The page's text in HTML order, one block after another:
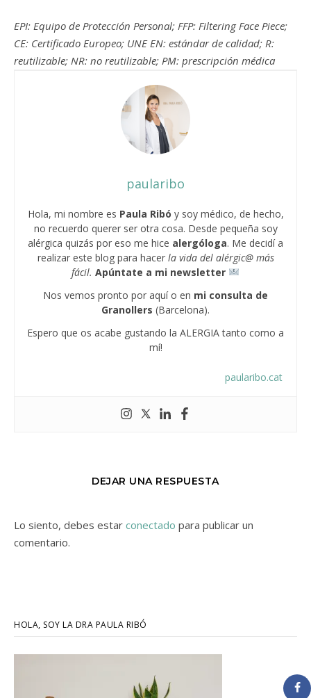
EPI: Equipo de Protección Personal; FFP: Filtering Face Piece;
CE: Certificado Europeo; UNE EN: estándar de calidad; R:
reutilizable; NR: no reutilizable; PM: prescripción médica
paularibo
Hola, mi nombre es Paula Ribó y soy médico, de hecho,
no recuerdo querer ser otra cosa. Desde pequeña soy
alérgica quizás por eso me hice alergóloga. Me decidí a
realizar este blog para hacerla vida del alérgic@ más
fácil.Apúntate a mi newsletter
Nos vemos pronto por aquí o en mi consulta de
Granollers (Barcelona).
Espero que os acabe gustando la ALERGIA tanto como a
mí!
paularibo.cat
DEJAR UNA RESPUESTA
Lo siento, debes estar conectado para publicar un
comentario.
HOLA, SOY LA DRA PAULA RIBÓ